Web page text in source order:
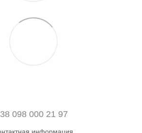
098 000 21 97
информация